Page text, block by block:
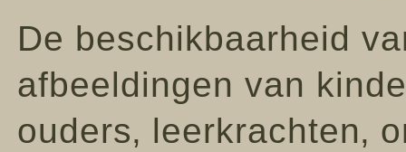
De beschikbaarheid
afbeeldingen van
ouders‚ leerkrachten‚